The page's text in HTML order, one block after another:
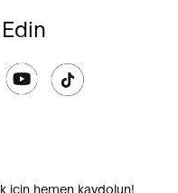
için hemen kaydolun!